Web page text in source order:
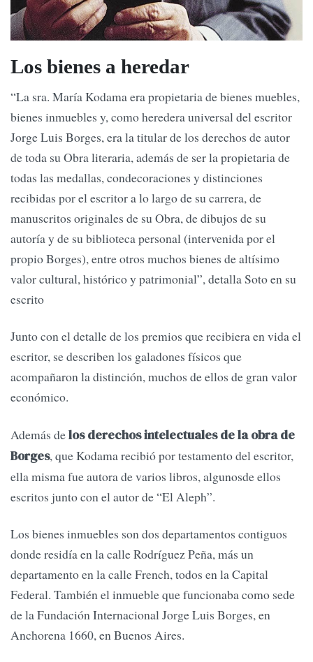
Los bienes a heredar
“La sra. María Kodama era propietaria de bienes muebles,
bienes inmuebles y, como heredera universal del escritor
Jorge Luis Borges, era la titular de los derechos de autor
de toda su Obra literaria, además de ser la propietaria de
todas las medallas, condecoraciones y distinciones
recibidas por el escritor a lo largo de su carrera, de
manuscritos originales de su Obra, de dibujos de su
autoría y de su biblioteca personal (intervenida por el
propio Borges), entre otros muchos bienes de altísimo
valor cultural, histórico y patrimonial”, detalla Soto en su
escrito
Junto con el detalle de los premios que recibiera en vida el
escritor, se describen los galadones físicos que
acompañaron la distinción, muchos de ellos de gran valor
económico.
Además delos derechos intelectuales de la obra de
Borges, que Kodama recibió por testamento del escritor,
ella misma fue autora de varios libros, algunosde ellos
escritos junto con el autor de “El Aleph”.
Los bienes inmuebles son dos departamentos contiguos
donde residía en la calle Rodríguez Peña, más un
departamento en la calle French, todos en la Capital
Federal. También el inmueble que funcionaba como sede
de la Fundación Internacional Jorge Luis Borges, en
Anchorena 1660, en Buenos Aires.